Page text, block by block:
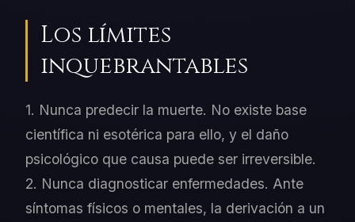
Los límites
inquebrantables
1. Nunca predecir la muerte. No existe base
científica ni esotérica para ello, y el daño
psicológico que causa puede ser irreversible.
2. Nunca diagnosticar enfermedades. Ante
síntomas físicos o mentales, la derivación a un